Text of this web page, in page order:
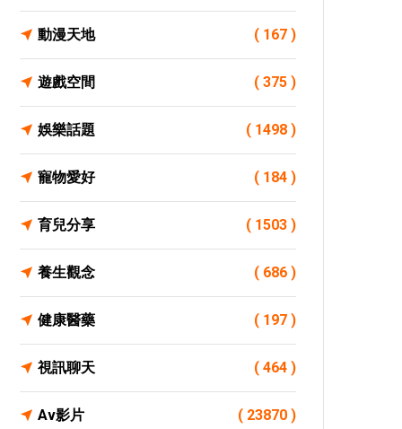
動漫天地 ( 167 )
遊戲空間 ( 375 )
娛樂話題 ( 1498 )
寵物愛好 ( 184 )
育兒分享 ( 1503 )
養生觀念 ( 686 )
健康醫藥 ( 197 )
視訊聊天 ( 464 )
Av影片 ( 23870 )